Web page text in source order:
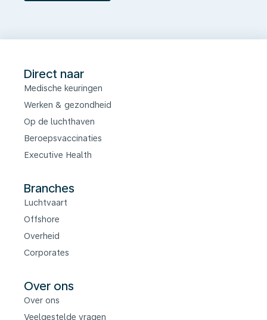
Direct naar
Medische keuringen
Werken & gezondheid
Op de luchthaven
Beroepsvaccinaties
Executive Health
Branches
Luchtvaart
Offshore
Overheid
Corporates
Over ons
Over ons
Veelgestelde vragen